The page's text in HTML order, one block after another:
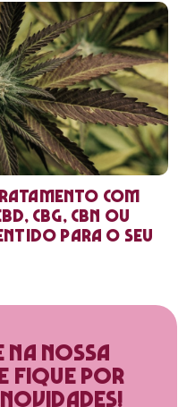
com
CBG, CBN ou
para o seu
na nossa
fique por